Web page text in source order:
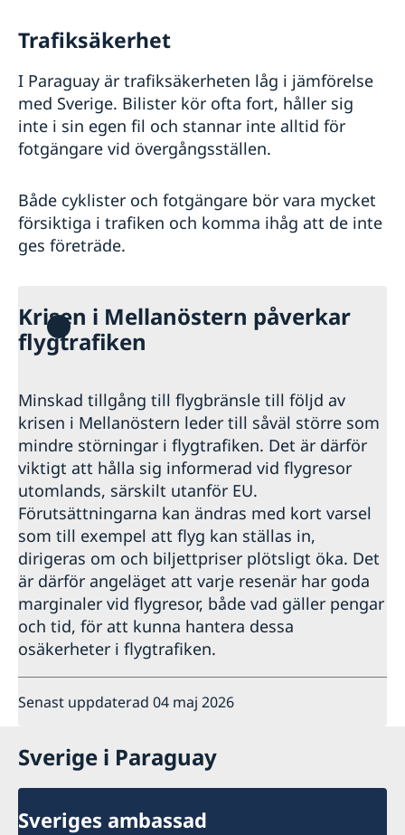
Trafiksäkerhet
I Paraguay är trafiksäkerheten låg i jämförelse
med Sverige. Bilister kör ofta fort, håller sig
inte i sin egen fil och stannar inte alltid för
fotgängare vid övergångsställen.
Både cyklister och fotgängare bör vara mycket
försiktiga i trafiken och komma ihåg att de inte
ges företräde.
Krisen i Mellanöstern påverkar
flygtrafiken
Minskad tillgång till flygbränsle till följd av
krisen i Mellanöstern leder till såväl större som
mindre störningar i flygtrafiken. Det är därför
viktigt att hålla sig informerad vid flygresor
utomlands, särskilt utanför EU.
Förutsättningarna kan ändras med kort varsel
som till exempel att flyg kan ställas in,
dirigeras om och biljettpriser plötsligt öka. Det
är därför angeläget att varje resenär har goda
marginaler vid flygresor, både vad gäller pengar
och tid, för att kunna hantera dessa
osäkerheter i flygtrafiken.
Senast uppdaterad 04 maj 2026
Sverige i Paraguay
Sveriges ambassad